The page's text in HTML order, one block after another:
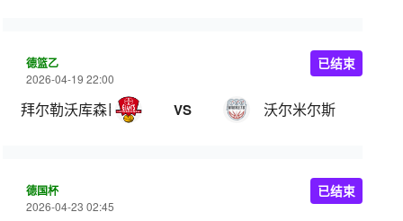
德篮乙
2026-04-19 22:00
拜尔勒沃库森巨人 VS 沃尔米尔斯
已结束
德国杯
2026-04-23 02:45
已结束